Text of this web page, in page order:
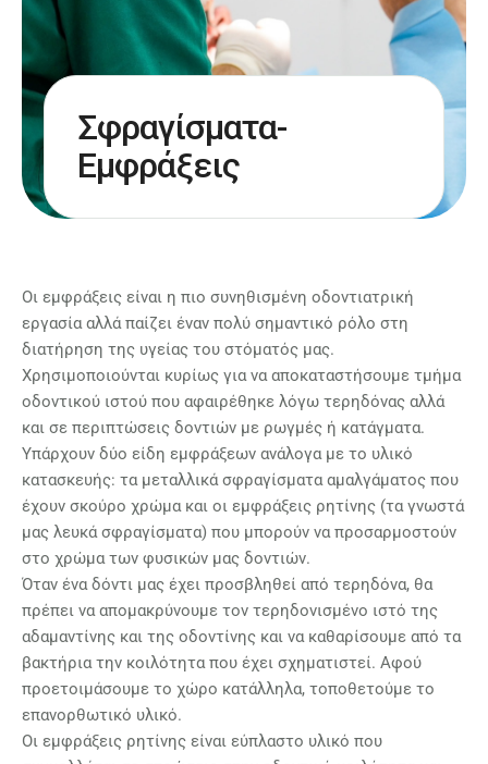
Σφραγίσματα-
Εμφράξεις
Οι εμφράξεις είναι η πιο συνηθισμένη οδοντιατρική
εργασία αλλά παίζει έναν πολύ σημαντικό ρόλο στη
διατήρηση της υγείας του στόματός μας.
Χρησιμοποιούνται κυρίως για να αποκαταστήσουμε τμήμα
οδοντικού ιστού που αφαιρέθηκε λόγω τερηδόνας αλλά
και σε περιπτώσεις δοντιών με ρωγμές ή κατάγματα.
Υπάρχουν δύο είδη εμφράξεων ανάλογα με το υλικό
κατασκευής: τα μεταλλικά σφραγίσματα αμαλγάματος που
έχουν σκούρο χρώμα και οι εμφράξεις ρητίνης (τα γνωστά
μας λευκά σφραγίσματα) που μπορούν να προσαρμοστούν
στο χρώμα των φυσικών μας δοντιών.
Όταν ένα δόντι μας έχει προσβληθεί από τερηδόνα, θα
πρέπει να απομακρύνουμε τον τερηδονισμένο ιστό της
αδαμαντίνης και της οδοντίνης και να καθαρίσουμε από τα
βακτήρια την κοιλότητα που έχει σχηματιστεί. Αφού
προετοιμάσουμε το χώρο κατάλληλα, τοποθετούμε το
επανορθωτικό υλικό.
Οι εμφράξεις ρητίνης είναι εύπλαστο υλικό που